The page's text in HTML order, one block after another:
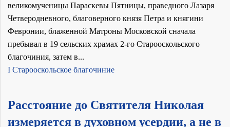
великомученицы Параскевы Пятницы, праведного Лазаря
Четверодневного, благоверного князя Петра и княгини
Февронии, блаженной Матроны Московской сначала
пребывал в 19 сельских храмах 2-го Старооскольского
благочиния, затем в...
I Старооскольское благочиние
Расстояние до Святителя Николая
измеряется в духовном усердии, а не в